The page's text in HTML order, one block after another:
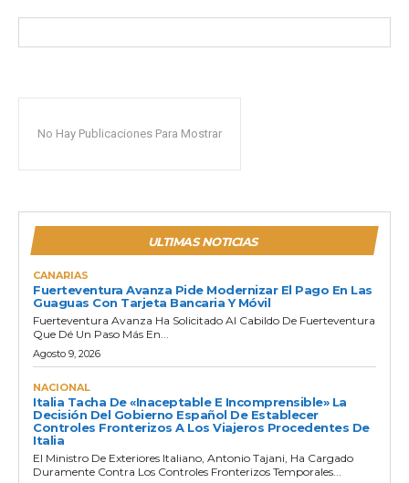
No Hay Publicaciones Para Mostrar
ULTIMAS NOTICIAS
CANARIAS
Fuerteventura Avanza Pide Modernizar El Pago En Las
Guaguas Con Tarjeta Bancaria Y Móvil
Fuerteventura Avanza Ha Solicitado Al Cabildo De Fuerteventura
Que Dé Un Paso Más En...
Agosto 9, 2026
NACIONAL
Italia Tacha De «inaceptable E Incomprensible» La
Decisión Del Gobierno Español De Establecer
Controles Fronterizos A Los Viajeros Procedentes De
Italia
El Ministro De Exteriores Italiano, Antonio Tajani, Ha Cargado
Duramente Contra Los Controles Fronterizos Temporales...